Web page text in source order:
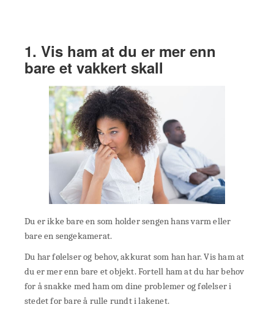
1. Vis ham at du er mer enn
bare et vakkert skall
Du er ikke bare en som holder sengen hans varm eller
bare en sengekamerat.
Du har følelser og behov, akkurat som han har. Vis ham at
du er mer enn bare et objekt. Fortell ham at du har behov
for å snakke med ham om dine problemer og følelser i
stedet for bare å rulle rundt i lakenet.